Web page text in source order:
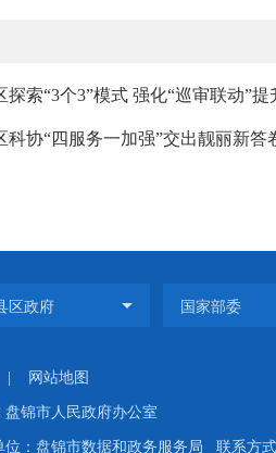
探索“3个3”模式 强化“巡审联动”
科协“四服务一加强”交出靓丽新答
网站地图
盘锦市人民政府办公室
位：盘锦市数据和政务服务局 联系方